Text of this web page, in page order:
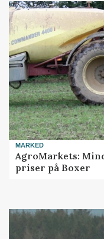
MARKED
AgroMarkets:
priser på Boxer